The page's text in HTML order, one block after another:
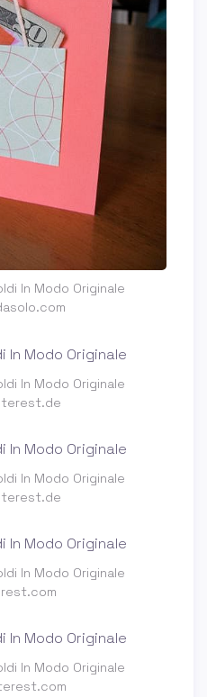
In Modo Originale
In Modo Originale
In Modo Originale
In Modo Originale
In Modo Originale